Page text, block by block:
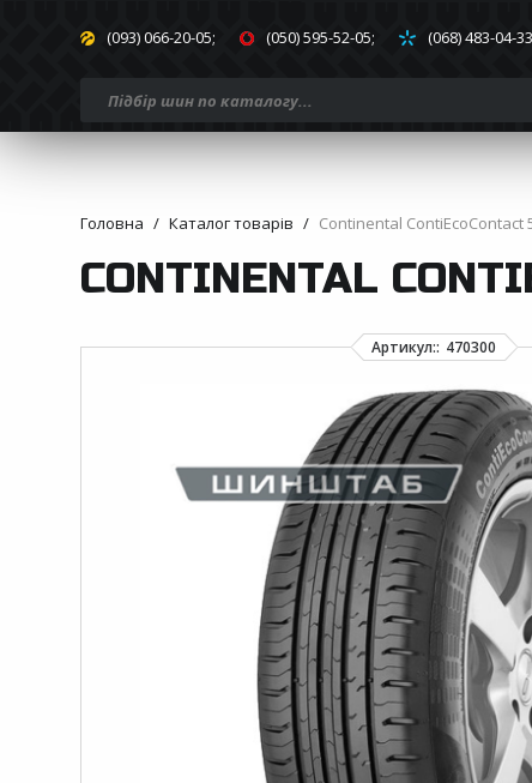
(093) 066-20-05; (050) 595-52-05; (068) 483-04-33
Головна Каталог товарів Continental ContiEcoContact
CONTINENTAL